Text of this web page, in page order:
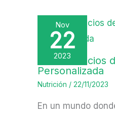
Nov
22
2023
Los Beneficios
Personalizada
Nutrición /22/11/2023
En un mundo